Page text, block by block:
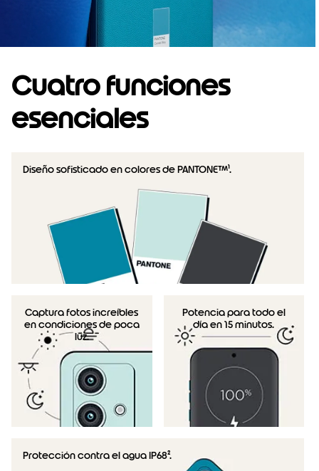
Cuatro funciones
esenciales
Diseño sofisticado en colores de PANTONE™¹.
Captura fotos increíbles
en condiciones de poca
luz.
Potencia para todo el
día en 15 minutos.
Protección contra el agua IP68².